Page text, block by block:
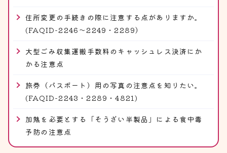
住所変更の手続きの際に注意する点がありますか。
(FAQID-2246～2249・2289）
大型ごみ収集運搬手数料のキャッシュレス決済にか
かる注意点
旅券（パスポート）用の写真の注意点を知りたい。
(FAQID-2243・2289・4821)
加熱を必要とする「そうざい半製品」による食中毒
予防の注意点